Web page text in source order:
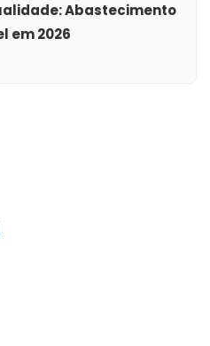
Abastecimento
em 2026